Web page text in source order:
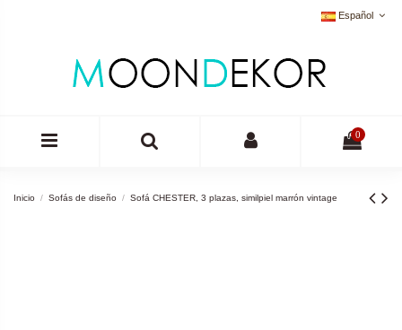
Español
0
Inicio Sofás de diseño Sofá CHESTER, 3 plazas, similpiel marrón vintage